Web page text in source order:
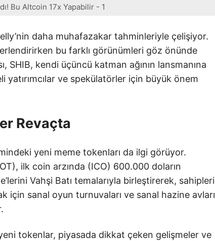
Bu Altcoin 17x Yapabilir - 1
daha muhafazakar tahminleriyle çelişiyor.
bu farklı görünümleri göz önünde
SHIB, kendi üçüncü katman ağının lansmanına
yatırımcılar ve spekülatörler için büyük önem
Revaçta
yeni meme tokenları da ilgi görüyor.
ilk coin arzında (ICO) 600.000 doların
Vahşi Batı temalarıyla birleştirerek, sahipleri
için sanal oyun turnuvaları ve sanal hazine avları
tokenlar, piyasada dikkat çeken gelişmeler ve